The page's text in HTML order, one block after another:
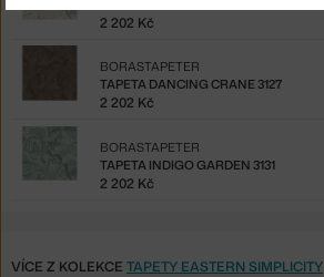
2 202 Kč
TAPETA DANCING CRANE 3127
BORASTAPETER
2 202 Kč
TAPETA INDIGO GARDEN 3131
BORASTAPETER
2 202 Kč
VÍCE Z KOLEKCE TAPETY EASTERN SIMPLICITY